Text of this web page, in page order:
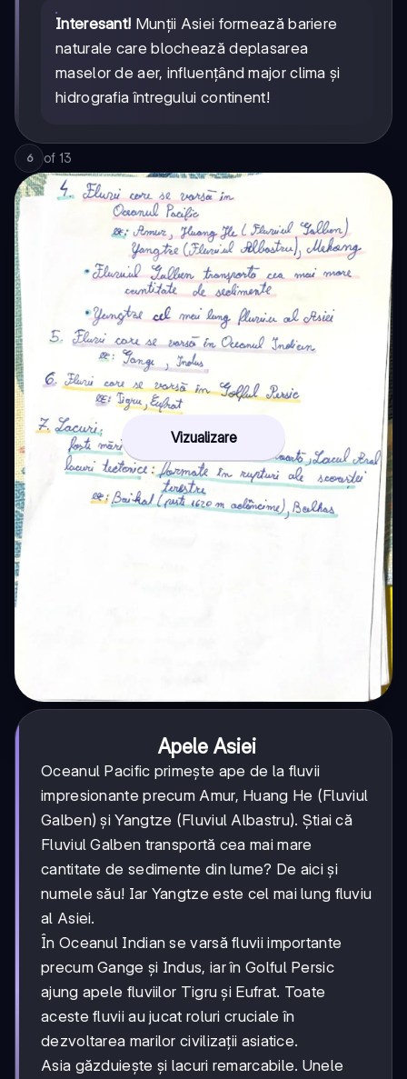
Interesant! Munții Asiei formează bariere
naturale care blochează deplasarea
maselor de aer, influențând major clima și
hidrografia întregului continent!
6 of 13
Vizualizare
Apele Asiei
Oceanul Pacific primește ape de la fluvii
impresionante precum Amur, Huang He (Fluviul
Galben) și Yangtze (Fluviul Albastru). Știai că
Fluviul Galben transportă cea mai mare
cantitate de sedimente din lume? De aici și
numele său! Iar Yangtze este cel mai lung fluviu
al Asiei.
În Oceanul Indian se varsă fluvii importante
precum Gange și Indus, iar în Golful Persic
ajung apele fluviilor Tigru și Eufrat. Toate
aceste fluvii au jucat roluri cruciale în
dezvoltarea marilor civilizații asiatice.
Asia găzduiește și lacuri remarcabile. Unele